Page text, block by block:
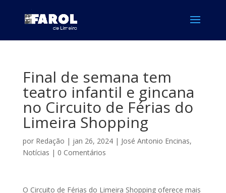
Final de semana tem
teatro infantil e gincana
no Circuito de Férias do
Limeira Shopping
por Redação | jan 26, 2024| José Antonio Encinas,
Notícias | 0 Comentários
O Circuito de Férias do Limeira Shopping oferece mais